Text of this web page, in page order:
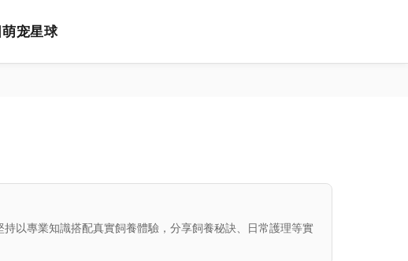
萌宠星球
以專業知識搭配真實飼養體驗，分享飼養秘訣、日常護理等實